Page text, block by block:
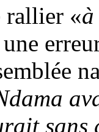
rallier «
sans